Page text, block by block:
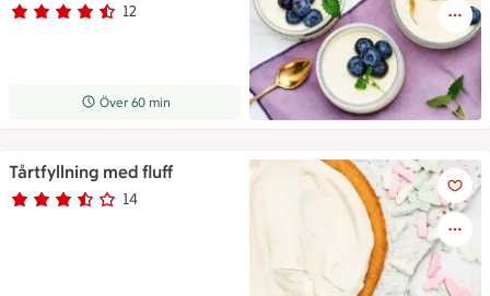
Betyg 4.3 av 5. 12
12 personer har röstat
Receptet tar Över 60 min att tillaga
Över 60 min
Tårtfyllning med fluff
Betyg 3.7 av 5. 14
14 personer har röstat
Tårtfyllning med fluff